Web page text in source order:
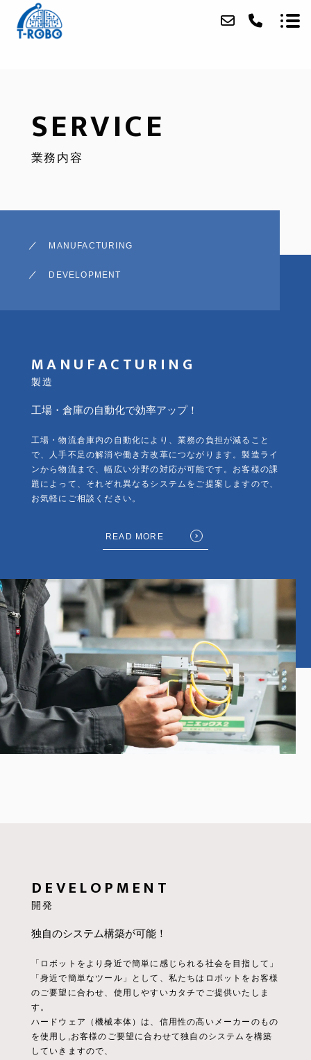
SERVICE
業務内容
MANUFACTURING
DEVELOPMENT
MANUFACTURING
製造
工場・倉庫の自動化で効率アップ！
工場・物流倉庫内の自動化により、業務の負担が減ること
で、人手不足の解消や働き方改革につながります。製造ライ
ンから物流まで、幅広い分野の対応が可能です。お客様の課
題によって、それぞれ異なるシステムをご提案しますので、
お気軽にご相談ください。
READ MORE
DEVELOPMENT
開発
独自のシステム構築が可能！
「ロボットをより身近で簡単に感じられる社会を目指して」
「身近で簡単なツール」として、私たちはロボットをお客様
のご要望に合わせ、使用しやすいカタチでご提供いたしま
す。
ハードウェア（機械本体）は、信用性の高いメーカーのもの
を使用し,お客様のご要望に合わせて独自のシステムを構築
していきますので、